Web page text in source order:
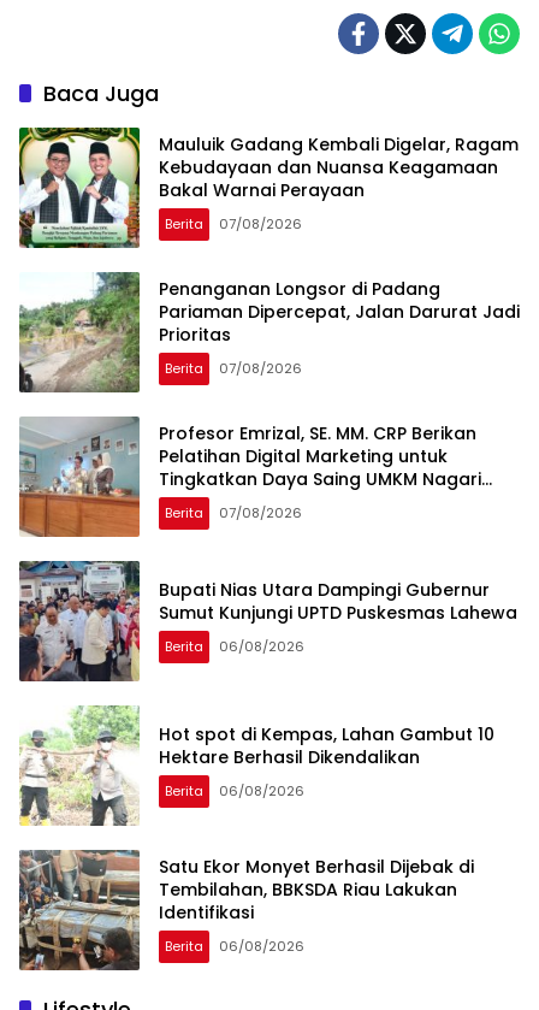
Baca Juga
Mauluik Gadang Kembali Digelar, Ragam
Kebudayaan dan Nuansa Keagamaan
Bakal Warnai Perayaan
Berita 07/08/2026
Penanganan Longsor di Padang
Pariaman Dipercepat, Jalan Darurat Jadi
Prioritas
Berita 07/08/2026
Profesor Emrizal, SE. MM. CRP Berikan
Pelatihan Digital Marketing untuk
Tingkatkan Daya Saing UMKM Nagari
Toboh Gadang
Berita 07/08/2026
Bupati Nias Utara Dampingi Gubernur
Sumut Kunjungi UPTD Puskesmas Lahewa
Berita 06/08/2026
Hot spot di Kempas, Lahan Gambut 10
Hektare Berhasil Dikendalikan
Berita 06/08/2026
Satu Ekor Monyet Berhasil Dijebak di
Tembilahan, BBKSDA Riau Lakukan
Identifikasi
Berita 06/08/2026